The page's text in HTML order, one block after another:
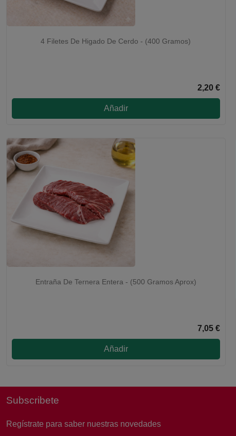
4 Filetes De Higado De Cerdo - (400 Gramos)
2,20 €
Añadir
Entraña De Ternera Entera - (500 Gramos Aprox)
7,05 €
Añadir
Subscribete
Regístrate para saber nuestras novedades